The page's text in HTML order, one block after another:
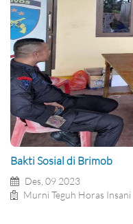
Bakti Sosial di Brimob
Des, 09 2023
Murni Teguh Horas Insani